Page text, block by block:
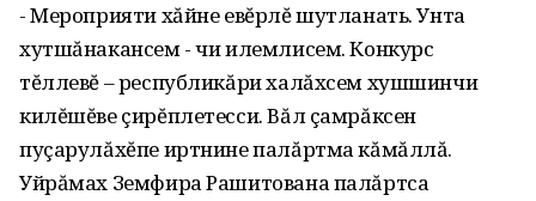
- Мероприяти хăйне евĕрлĕ шутланать. Унта
хутшăнакансем - чи илемлисем. Конкурс
тĕллевĕ – республикăри халăхсем хушшинчи
килĕшĕве çирĕплетесси. Вăл çамрăксен
пуçарулăхĕпе иртнине палăртма кăмăллă.
Уйрăмах Земфира Рашитована палăртса